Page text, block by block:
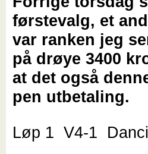
førstevalg, et
var ranken jeg
på drøye 3400
at det også
pen utbetaling.
Løp 1 V4-1